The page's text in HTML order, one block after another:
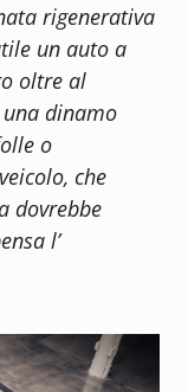
rigenerativa
un auto a
oltre al
dinamo
o
che
dovrebbe
l’